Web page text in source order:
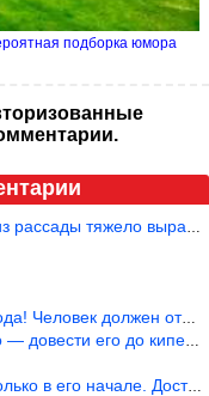
подборка юмора
тяжело вырастить!
должен отдыхать в с
его до кипения и выкл
его начале. Достаточно